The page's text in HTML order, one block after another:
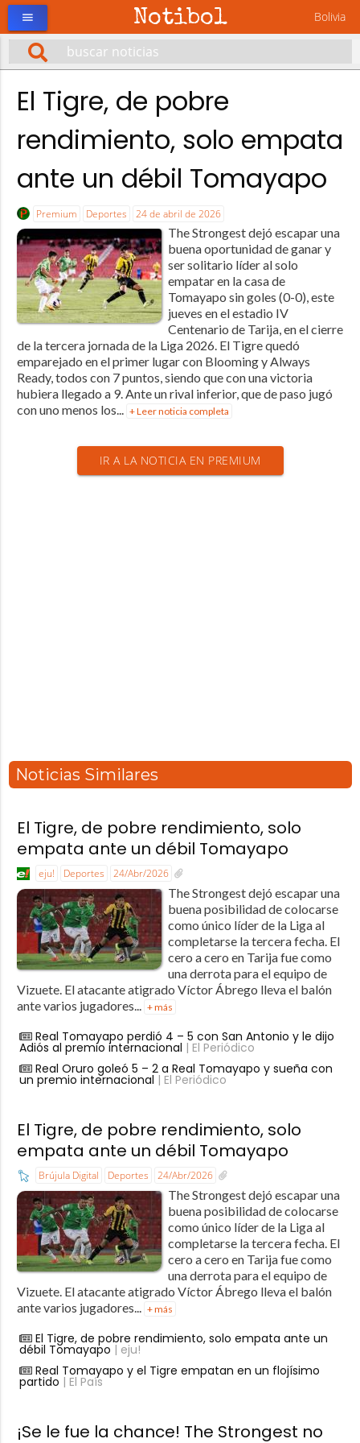
Notibol Bolivia
menu
El Tigre, de pobre
rendimiento, solo empata
ante un débil Tomayapo
Premium Deportes 24 de abril de 2026
The Strongest dejó escapar una
buena oportunidad de ganar y
ser solitario líder al solo
empatar en la casa de
Tomayapo sin goles (0-0), este
jueves en el estadio IV
Centenario de Tarija, en el cierre
de la tercera jornada de la Liga 2026. El Tigre quedó
emparejado en el primer lugar con Blooming y Always
Ready, todos con 7 puntos, siendo que con una victoria
hubiera llegado a 9. Ante un rival inferior, que de paso jugó
con uno menos los... + Leer noticia completa
IR A LA NOTICIA EN PREMIUM
Noticias Similares
El Tigre, de pobre rendimiento, solo
empata ante un débil Tomayapo
eju! Deportes 24/Abr/2026
The Strongest dejó escapar una
buena posibilidad de colocarse
como único líder de la Liga al
completarse la tercera fecha. El
cero a cero en Tarija fue como
una derrota para el equipo de
Vizuete. El atacante atigrado Víctor Ábrego lleva el balón
ante varios jugadores... + más
Real Tomayapo perdió 4 – 5 con San Antonio y le dijo
Adiós al premio internacional | El Periódico
Real Oruro goleó 5 – 2 a Real Tomayapo y sueña con
un premio internacional | El Periódico
El Tigre, de pobre rendimiento, solo
empata ante un débil Tomayapo
Brújula Digital Deportes 24/Abr/2026
The Strongest dejó escapar una
buena posibilidad de colocarse
como único líder de la Liga al
completarse la tercera fecha. El
cero a cero en Tarija fue como
una derrota para el equipo de
Vizuete. El atacante atigrado Víctor Ábrego lleva el balón
ante varios jugadores...
+ más
El Tigre, de pobre rendimiento, solo empata ante un
débil Tomayapo | eju!
Real Tomayapo y el Tigre empatan en un flojísimo
partido | El País
¡Se le fue la chance! The Strongest no